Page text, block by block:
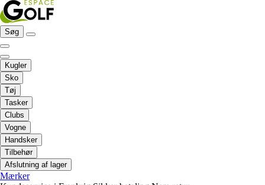
Søg
Kugler
Sko
Tøj
Tasker
Clubs
Vogne
Handsker
Tilbehør
Afslutning af lager
Mærker